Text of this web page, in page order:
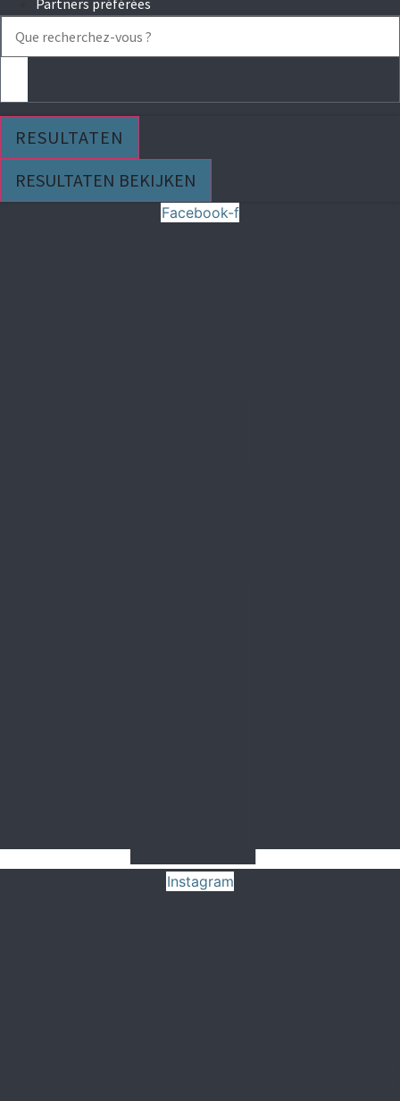
Partners préférées
Search
RESULTATEN
RESULTATEN BEKIJKEN
Facebook-f
Instagram